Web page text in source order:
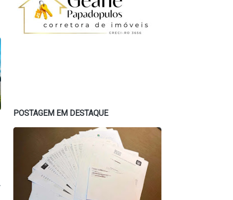
POSTAGEM EM DESTAQUE